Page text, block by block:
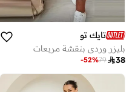
تايك تو
بليزر وردي بنقشة مربعات
38
79
-52%